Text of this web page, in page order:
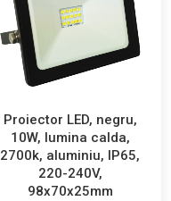
Proiector LED, negru,
10W, lumina calda,
2700k, aluminiu, IP65,
220-240V,
98x70x25mm